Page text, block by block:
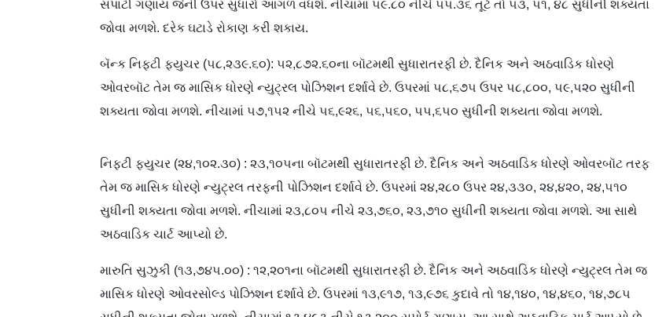
સપાટી ગણાય જેની ઉપર સુધારો આગળ વધશે. નીચામાં ૫૯.૮૦ નીચે ૫૫.૩૬ તૂટે તો ૫૩, ૫૧, ૪૮ સુધીની શક્યતા
જોવા મળશે. દરેક ઘટાડે રોકાણ કરી શકાય.
બૅન્ક નિફ્ટી ફ્યુચર (૫૮,૨૩૯.૬૦): ૫૨,૮૭૨.૬૦ના બૉટમથી સુધારાતરફી છે. દૈનિક અને અઠવાડિક ધોરણે
ઓવરબૉટ તેમ જ માસિક ધોરણે ન્યુટ્રલ પોઝિશન દર્શાવે છે. ઉપરમાં ૫૮,૬૭૫ ઉપર ૫૮,૮૦૦, ૫૯,૫૨૦ સુધીની
શક્યતા જોવા મળશે. નીચામાં ૫૭,૧૫૨ નીચે ૫૬,૯૨૬, ૫૬,૫૬૦, ૫૫,૬૫૦ સુધીની શક્યતા જોવા મળશે.
નિફ્ટી ફ્યુચર (૨૪,૧૦૨.૩૦) : ૨૩,૧૦૫ના બૉટમથી સુધારાતરફી છે. દૈનિક અને અઠવાડિક ધોરણે ઓવરબૉટ તરફ
તેમ જ માસિક ધોરણે ન્યુટ્રલ તરફની પોઝિશન દર્શાવે છે. ઉપરમાં ૨૪,૨૮૦­ ઉપર ૨૪,૩૩૦, ૨૪,૪૨૦, ૨૪,૫૧૦
સુધીની શક્યતા જોવા મળશે. નીચામાં ૨૩,૮૦૫ નીચે ૨૩,૭૬૦, ૨૩,૭૧૦ સુધીની શક્યતા જોવા મળશે. આ સાથે
અઠવાડિક ચાર્ટ આપ્યો છે.
મારુતિ સુઝુકી (૧૩,૭૪૫.૦૦) : ૧૨,૨૦૧ના બૉટમથી સુધારાતરફી છે. દૈનિક અને અઠવાડિક ધોરણે ન્યુટ્રલ તેમ જ
માસિક ધોરણે ઓવરસોલ્ડ પોઝિશન દર્શાવે છે. ઉપરમાં ૧૩,૯૧૭, ૧૩,૯૭૬ કુદાવે તો ૧૪,૧૪૦, ૧૪,૪૬૦, ૧૪,૭૮૫